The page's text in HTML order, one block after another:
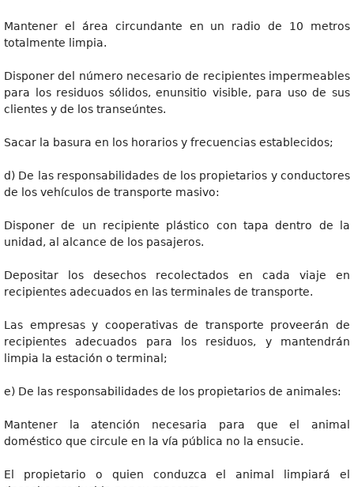
Mantener el área circundante en un radio de 10 metros
totalmente limpia.
Disponer del número necesario de recipientes impermeables
para los residuos sólidos, enunsitio visible, para uso de sus
clientes y de los transeúntes.
Sacar la basura en los horarios y frecuencias establecidos;
d) De las responsabilidades de los propietarios y conductores
de los vehículos de transporte masivo:
Disponer de un recipiente plástico con tapa dentro de la
unidad, al alcance de los pasajeros.
Depositar los desechos recolectados en cada viaje en
recipientes adecuados en las terminales de transporte.
Las empresas y cooperativas de transporte proveerán de
recipientes adecuados para los residuos, y mantendrán
limpia la estación o terminal;
e) De las responsabilidades de los propietarios de animales:
Mantener la atención necesaria para que el animal
doméstico que circule en la vía pública no la ensucie.
El propietario o quien conduzca el animal limpiará el